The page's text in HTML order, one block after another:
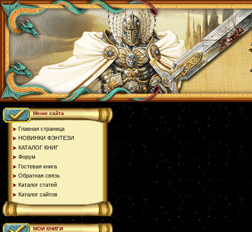
Меню сайта
Главная страница
НОВИНКИ ФЭНТЕЗИ
КАТАЛОГ КНИГ
Форум
Гостевая книга
Обратная связь
Каталог статей
Каталог сайтов
МОИ КНИГИ